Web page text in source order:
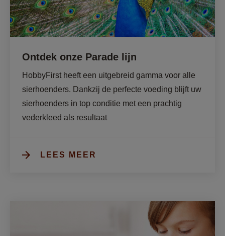
Ontdek onze Parade lijn
HobbyFirst heeft een uitgebreid gamma voor alle
sierhoenders. Dankzij de perfecte voeding blijft uw
sierhoenders in top conditie met een prachtig
vederkleed als resultaat
LEES MEER